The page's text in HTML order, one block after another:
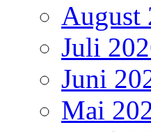
August
Juli
Juni
Mai